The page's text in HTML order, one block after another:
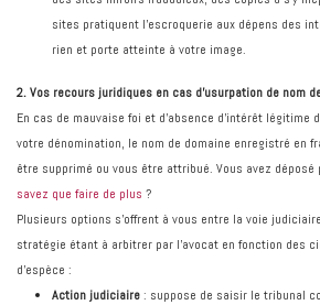
sites pratiquent l’escroquerie aux dépens des
rien et porte atteinte à votre image.
2. Vos recours juridiques en cas d'usurpation de nom
En cas de mauvaise foi et d’absence d’intérêt légitime
votre dénomination, le nom de domaine enregistré en
être supprimé ou vous être attribué. Vous avez déposé
savez que faire de plus ?
Plusieurs options s’offrent à vous entre la voie
stratégie étant à arbitrer par l’avocat en fonction des
d’espèce :
Action judiciaire: suppose de saisir le tribunal